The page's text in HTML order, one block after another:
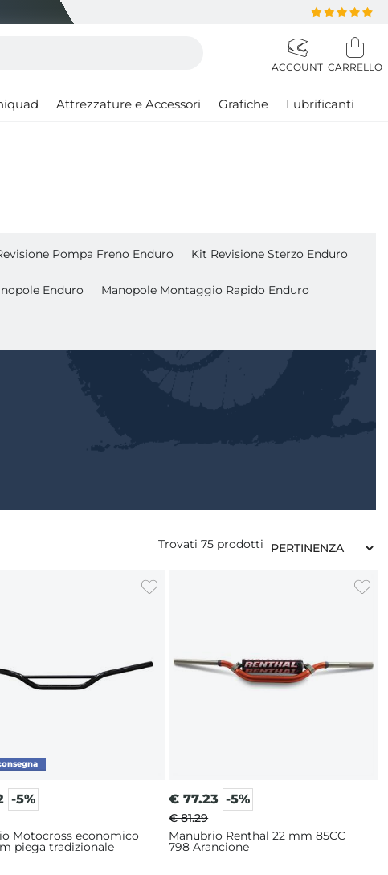
Attrezzature e Accessori Grafiche Lubrificanti
Pompa Freno Enduro Kit Revisione Sterzo Enduro
Enduro Manopole Montaggio Rapido Enduro
Trovati 75 prodotti
-5%
Motocross economico
piega tradizionale
€ 77.23 -5%
€ 81.29
Manubrio Renthal 22 mm 85CC
798 Arancione